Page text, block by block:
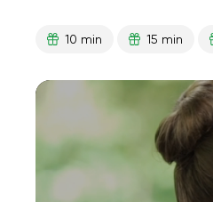
10 min 15 min